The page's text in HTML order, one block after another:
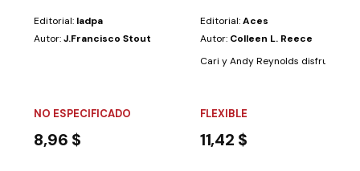
Editorial: Iadpa
Autor:J.Francisco Stout
NO ESPECIFICADO
8,96 $
Editorial:Aces
Autor: Colleen L. Reece
Cari y Andy Reynolds disfrutan
FLEXIBLE
11,42 $